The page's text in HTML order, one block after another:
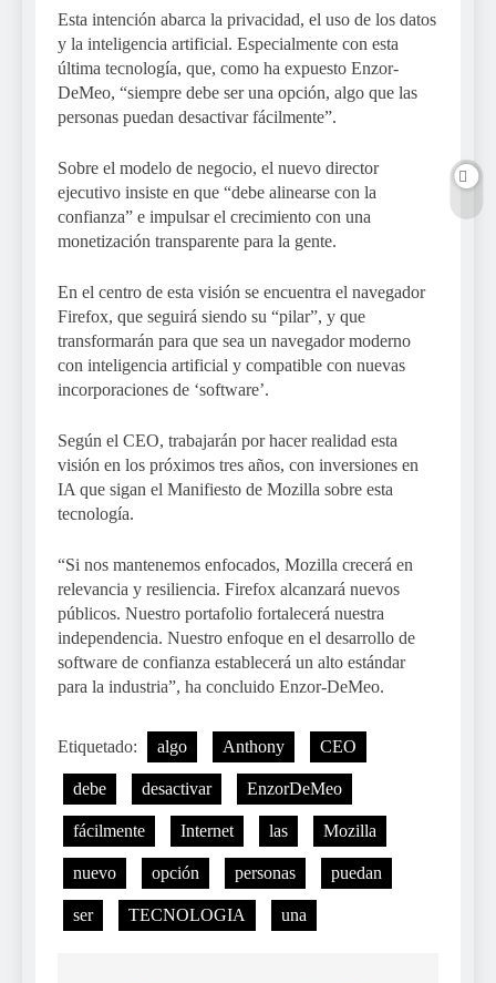
Esta intención abarca la privacidad, el uso de los datos
y la inteligencia artificial. Especialmente con esta
última tecnología, que, como ha expuesto Enzor-
DeMeo, “siempre debe ser una opción, algo que las
personas puedan desactivar fácilmente”.
Sobre el modelo de negocio, el nuevo director
ejecutivo insiste en que “debe alinearse con la
confianza” e impulsar el crecimiento con una
monetización transparente para la gente.
En el centro de esta visión se encuentra el navegador
Firefox, que seguirá siendo su “pilar”, y que
transformarán para que sea un navegador moderno
con inteligencia artificial y compatible con nuevas
incorporaciones de ‘software’.
Según el CEO, trabajarán por hacer realidad esta
visión en los próximos tres años, con inversiones en
IA que sigan el Manifiesto de Mozilla sobre esta
tecnología.
“Si nos mantenemos enfocados, Mozilla crecerá en
relevancia y resiliencia. Firefox alcanzará nuevos
públicos. Nuestro portafolio fortalecerá nuestra
independencia. Nuestro enfoque en el desarrollo de
software de confianza establecerá un alto estándar
para la industria”, ha concluido Enzor-DeMeo.
Etiquetado: algo Anthony CEO
debe desactivar EnzorDeMeo
fácilmente Internet las Mozilla
nuevo opción personas puedan
ser TECNOLOGIA una